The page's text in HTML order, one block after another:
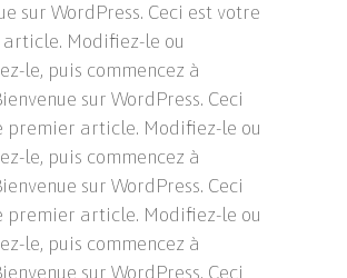
sur WordPress. Ceci est votre
Modifiez-le ou
le, puis commencez à
sur WordPress. Ceci
premier article. Modifiez-le ou
le, puis commencez à
sur WordPress. Ceci
premier article. Modifiez-le ou
le, puis commencez à
sur WordPress. Ceci